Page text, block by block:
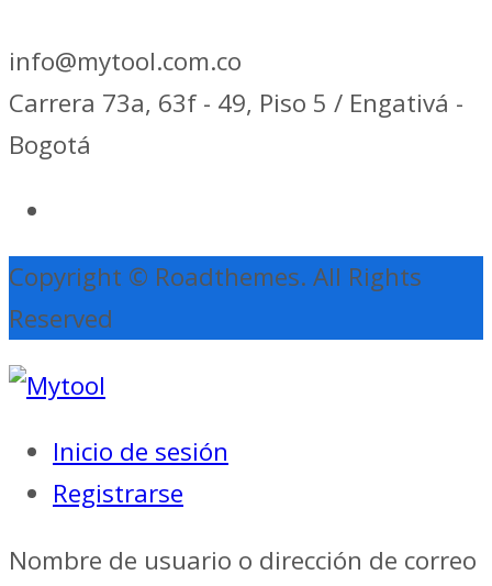
info@mytool.com.co
Carrera 73a, 63f - 49, Piso 5 / Engativá -
Bogotá
Copyright © Roadthemes. All Rights
Reserved
Inicio de sesión
Registrarse
Nombre de usuario o dirección de correo